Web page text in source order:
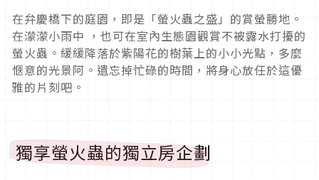
在弁慶橋下的庭園，即是「螢火蟲之盛」的賞螢勝地。
在濛濛小雨中 ，也可在室內生態園觀賞不被露水打擾的
螢火蟲。緩緩降落於紫陽花的樹葉上的小小光點，多麼
愜意的光景阿。遺忘掉忙碌的時間，將身心放任於這優
雅的片刻吧。
獨享螢火蟲的獨立房企劃